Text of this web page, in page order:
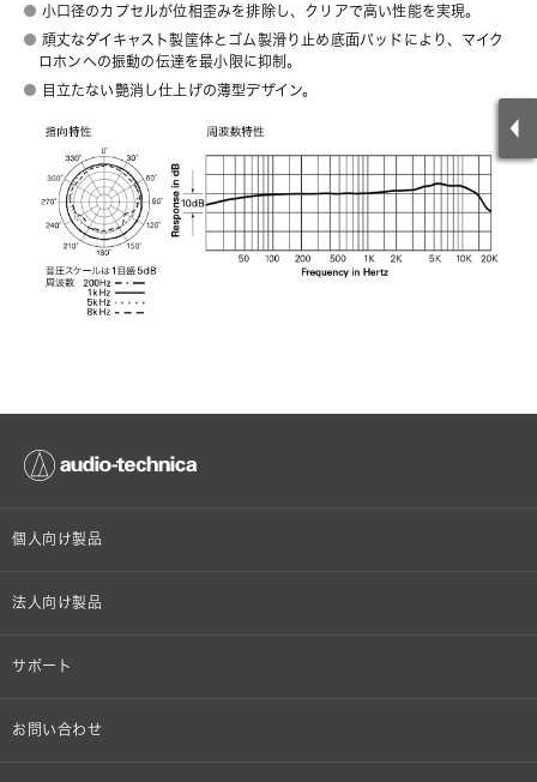
小口径のカプセルが位相歪みを排除し、クリアで高い性能を実現。
頑丈なダイキャスト製筐体とゴム製滑り止め底面パッドにより、マイク
ロホンへの振動の伝達を最小限に抑制。
目立たない艶消し仕上げの薄型デザイン。
個人向け製品
オンラインストア限定
法人向け製品
設備音響機器
サポート
個人向け製品サポート
お問い合わせ